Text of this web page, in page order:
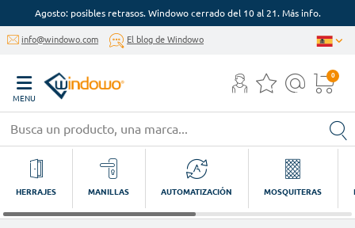
Agosto: posibles retrasos. Windowo cerrado del 10 al 21. Más info.
info@windowo.com El blog de Windowo
MENU
0
HERRAJES MANILLAS AUTOMATIZACIÓN MOSQUITERAS